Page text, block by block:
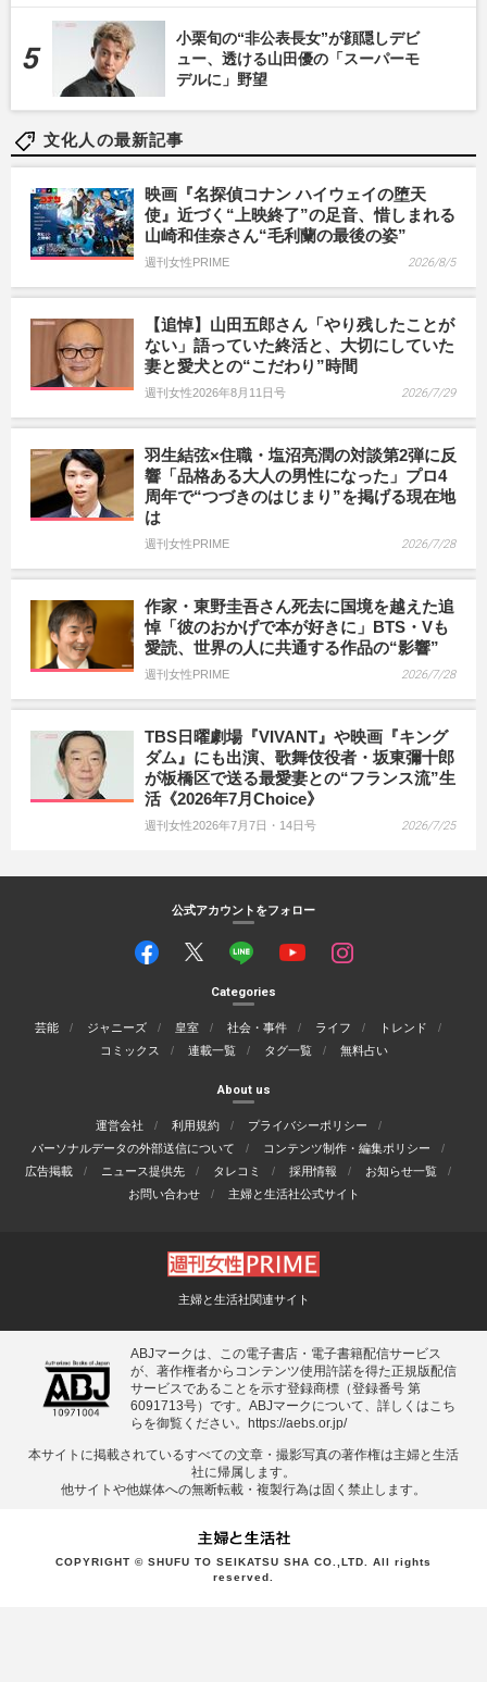
小栗旬の“非公表長女”が顔隠しデビ
ュー、透ける山田優の「スーパーモ
デルに」野望
文化人の最新記事
映画『名探偵コナン ハイウェイの堕天
使』近づく“上映終了”の足音、惜しまれる
山崎和佳奈さん“毛利蘭の最後の姿”
週刊女性PRIME 2026/8/5
【追悼】山田五郎さん「やり残したことが
ない」語っていた終活と、大切にしていた
妻と愛犬との“こだわり”時間
週刊女性2026年8月11日号 2026/7/29
羽生結弦×住職・塩沼亮潤の対談第2弾に反
響「品格ある大人の男性になった」プロ4
周年で“つづきのはじまり”を掲げる現在地
は
週刊女性PRIME 2026/7/28
作家・東野圭吾さん死去に国境を越えた追
悼「彼のおかげで本が好きに」BTS・Vも
愛読、世界の人に共通する作品の“影響”
週刊女性PRIME 2026/7/28
TBS日曜劇場『VIVANT』や映画『キング
ダム』にも出演、歌舞伎役者・坂東彌十郎
が板橋区で送る最愛妻との“フランス流”生
活《2026年7月Choice》
週刊女性2026年7月7日・14日号 2026/7/25
公式アカウントをフォロー
Categories
芸能 ジャニーズ 皇室 社会・事件 ライフ
トレンド
コミックス
連載一覧 タグ一覧 無料占い
About us
運営会社 利用規約
プライバシーポリシー
パーソナルデータの外部送信について
コンテンツ制作・編集ポリシー
広告掲載
ニュース提供先 タレコミ 採用情報
お知らせ一覧
お問い合わせ
主婦と生活社公式サイト
主婦と生活社関連サイト
ABJマークは、この電子書店・電子書籍配信サービス
が、著作権者からコンテンツ使用許諾を得た正規版配信
サービスであることを示す登録商標（登録番号 第
6091713号）です。ABJマークについて、詳しくはこち
らを御覧ください。
https://aebs.or.jp/
本サイトに掲載されているすべての⽂章・撮影写真の著作権は主婦と⽣活
社に帰属します。
他サイトや他媒体への無断転載・複製⾏為は固く禁⽌します。
COPYRIGHT © SHUFU TO SEIKATSU SHA CO.,LTD. All rights
reserved.